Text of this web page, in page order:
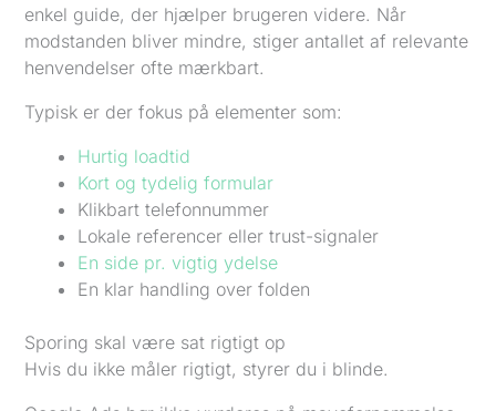
enkel guide, der hjælper brugeren videre. Når
modstanden bliver mindre, stiger antallet af relevante
henvendelser ofte mærkbart.
Typisk er der fokus på elementer som:
Hurtig loadtid
Kort og tydelig formular
Klikbart telefonnummer
Lokale referencer eller trust-signaler
En side pr. vigtig ydelse
En klar handling over folden
Sporing skal være sat rigtigt op
Hvis du ikke måler rigtigt, styrer du i blinde.